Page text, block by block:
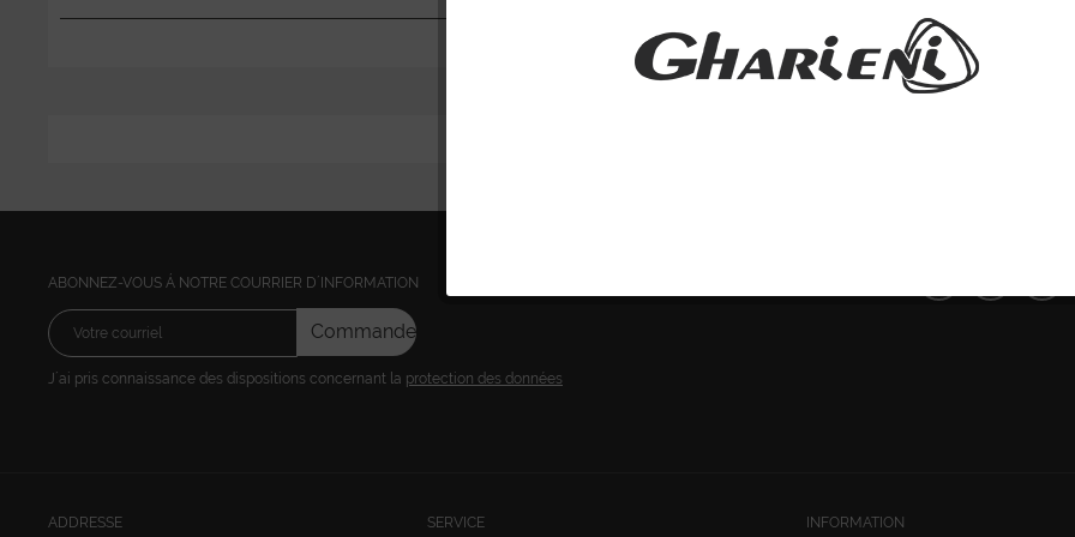
ABONNEZ-VOUS Á NOTRE COURRIER D´INFORMATION
Commandez
J´ai pris connaissance des dispositions concernant la protection des données
ADDRESSE SERVICE INFORMATION